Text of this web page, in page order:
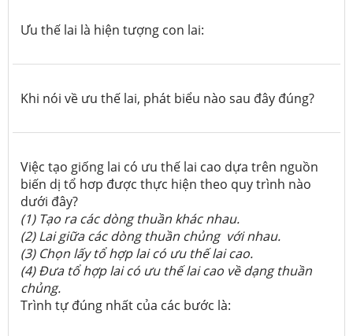
Ưu thế lai là hiện tượng con lai:
Khi nói về ưu thế lai, phát biểu nào sau đây đúng?
Việc tạo giống lai có ưu thế lai cao dựa trên nguồn
biến dị tổ hơp được thực hiện theo quy trình nào
dưới đây?
(1) Tạo ra các dòng thuần khác nhau.
(2) Lai giữa các dòng thuần chủng với nhau.
(3) Chọn lấy tổ hợp lai có ưu thế lai cao.
(4) Đưa tổ hợp lai có ưu thế lai cao về dạng thuần
chủng.
Trình tự đúng nhất của các bước là: